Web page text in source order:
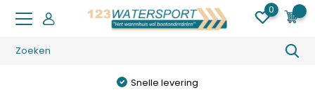
0
Snelle levering